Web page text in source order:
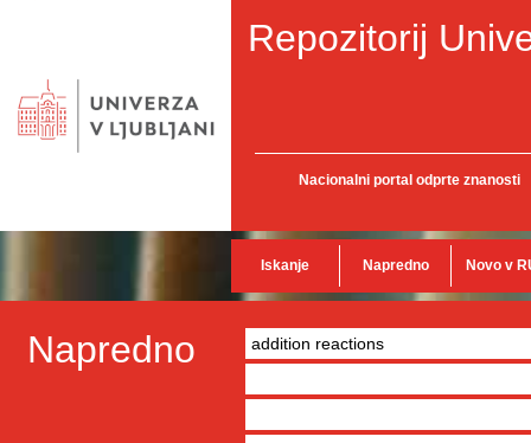
Repozitorij
Nacionalni portal odprte znanosti
Iskanje Napredno Novo v
Napredno